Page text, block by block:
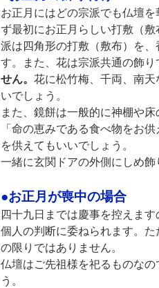
お正月にはどの宗派でも仏壇
ず最初にお正月らしい打敷（
派は四角形の打敷（敷布）を
す。また、花は宗派共通の飾り
せん。 花に松竹梅、千両、南
いでしょう。
また、鏡餅は一般的に神棚や
「命の恵みである食べ物をお
を供えてもいいでしょう。
一緒に玄関ドアの外側にしめ
●お正月が喪中の場合
四十九日までは慶事を控えま
個人の判断に委ねられます。
の限りではありません。
仏壇はご先祖様を祀るものな
う。